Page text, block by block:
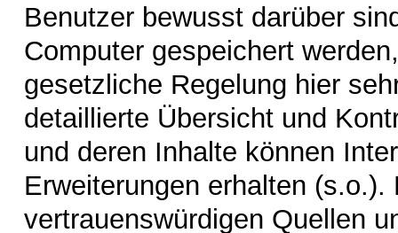
Benutzer bewusst darüber
Computer gespeichert
gesetzliche Regelung hier
detaillierte Übersicht und
und deren Inhalte können
Erweiterungen erhalten
vertrauenswürdigen Quellen